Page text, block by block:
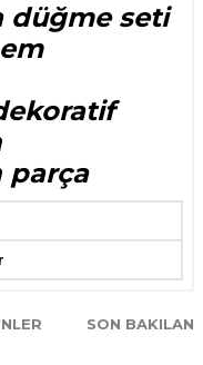
düğme seti
parça
SON